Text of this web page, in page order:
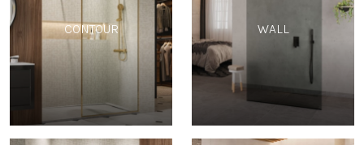
CONTOUR WALL